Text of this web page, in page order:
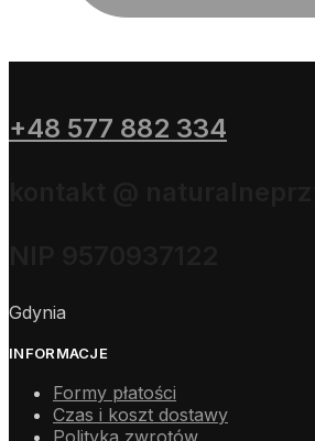
+48 577 882 334
Gdynia
INFORMACJE
Formy płatości
Czas i koszt dostawy